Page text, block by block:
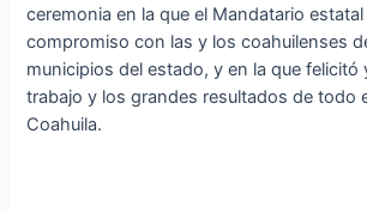
ceremonia en la que el Mandatario
compromiso con las y los coahuilenses
municipios del estado, y en la que felicitó
trabajo y los grandes resultados de todo
Coahuila.